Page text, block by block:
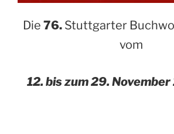
Die 76. Stuttgarter
vom
12. bis zum 29.